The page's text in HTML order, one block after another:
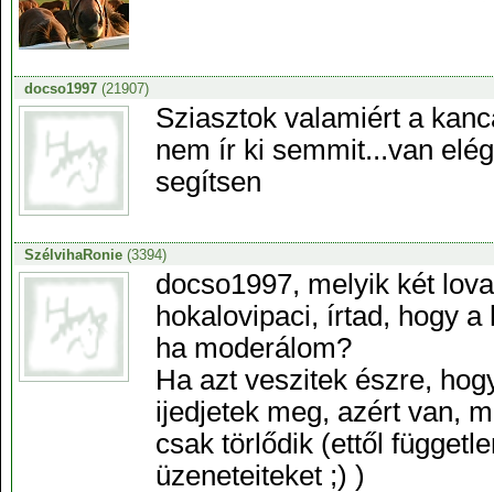
docso1997(21907)
Sziasztok valamiért a
nem ír ki semmit...van
segítsen
SzélvihaRonie(3394)
docso1997, melyik két
hokalovipaci, írtad, hogy
ha moderálom?
Ha azt veszitek észre,
ijedjetek meg, azért van,
csak törlődik (ettől
üzeneteiteket ;) )